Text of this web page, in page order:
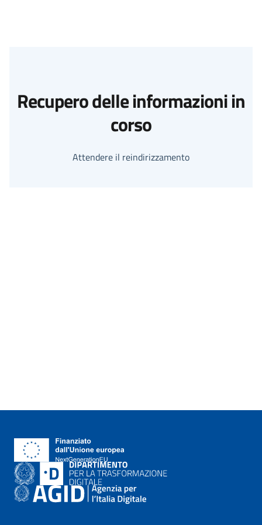
Recupero delle informazioni in
corso
Attendere il reindirizzamento